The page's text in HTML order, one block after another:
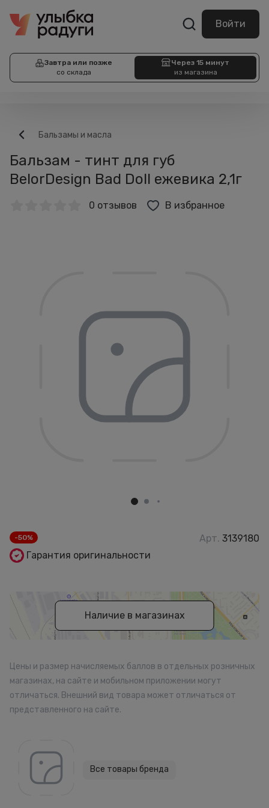
Войти
Завтра или позже
со склада
Через 15 минут
из магазина
Бальзамы и масла
Бальзам - тинт для губ
BelorDesign Bad Doll ежевика 2,1г
0 отзывов В избранное
-50% Арт. 3139180
Гарантия оригинальности
Наличие в магазинах
Цены и размер начисляемых баллов в отдельных розничных
магазинах, на сайте и мобильном приложении могут
отличаться. Внешний вид товара может отличаться от
представленного на сайте.
Все товары бренда